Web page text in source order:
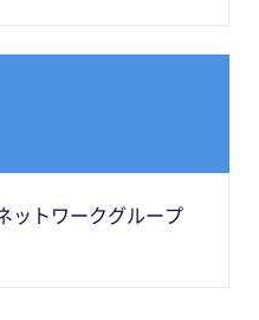
ットワークグループ